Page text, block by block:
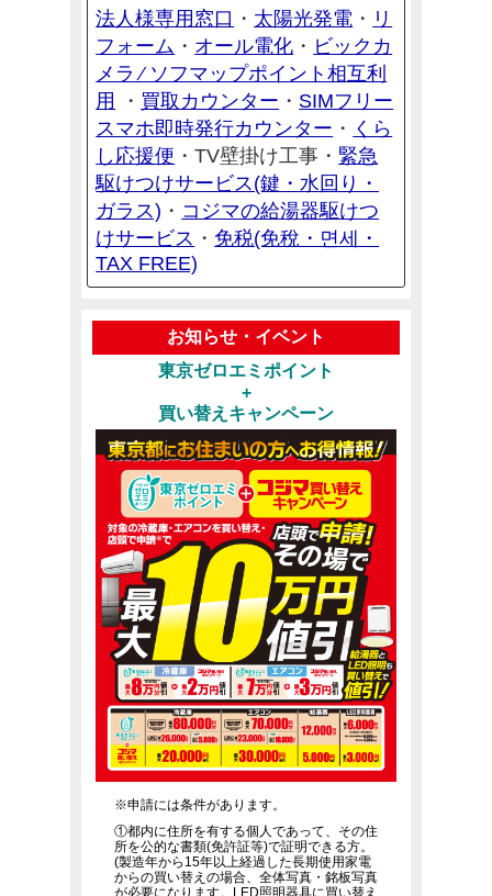
法人様専用窓口 ・ 太陽光発電 ・ リ
フォーム ・ オール電化 ・ ビックカ
メラ ⁄ ソフマップポイント相互利
用
・ 買取カウンター ・ SIMフリー
スマホ即時発行カウンター ・ くら
し応援便 ・TV壁掛け工事・ 緊急
駆けつけサービス(鍵・水回り・
ガラス) ・ コジマの給湯器駆けつ
けサービス ・ 免税(免稅・면세・
TAX FREE)
お知らせ・イベント
東京ゼロエミポイント
+
買い替えキャンペーン
※申請には条件があります。
①都内に住所を有する個人であって、その住
所を公的な書類(免許証等)で証明できる方。
(製造年から15年以上経過した長期使用家電
からの買い替えの場合、全体写真・銘板写真